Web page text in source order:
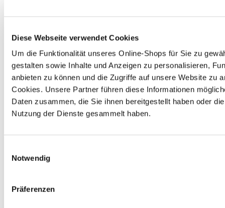
Diese Webseite verwendet Cookies
Um die Funktionalität unseres Online-Shops für Sie zu
gestalten sowie Inhalte und Anzeigen zu personalisieren,
anbieten zu können und die Zugriffe auf unsere Website zu
Cookies. Unsere Partner führen diese Informationen
Daten zusammen, die Sie ihnen bereitgestellt haben oder
Nutzung der Dienste gesammelt haben.
Notwendig
Präferenzen
Macherfamilie
HINWEISE ZU
PFANDRÜCKNAHME
UND ALTBATTERIEN
Entsorgungsstation
Eingangsbereich über eine Entsorgungsstation. In dieser